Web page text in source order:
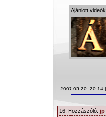
Ajánlott videók
2007.05.20. 20:14 |
16. Hozzászóló: jp